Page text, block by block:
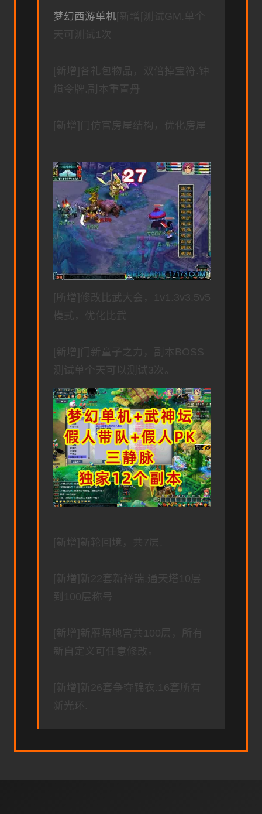
梦幻西游单机 [新增[测试GM.单个
天可测试1次
[新增]各礼包物品，双倍掉宝符.钟
馗令牌.副本重置丹
[新增]门仿官房屋结构，优化房屋
[所增]修改比武大会，1v1.3v3.5v5
模式，优化比武
[新增]门新童子之力，副本BOSS
测试单个天可以测试3次。
[新增]新轮回境，共7层.
[新増]新22套新祥瑞.通天塔10层
到100层称号
[新增]新雁塔地宫共100层，所有
新自定义可任意修改。
[新增]新26套争夺锦衣.16套所有
新光环.